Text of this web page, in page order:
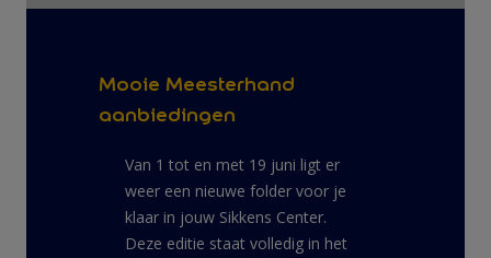
Mooie Meesterhand
aanbiedingen
Van 1 tot en met 19 juni ligt er
weer een nieuwe folder voor je
klaar in jouw Sikkens Center.
Deze editie staat volledig in het